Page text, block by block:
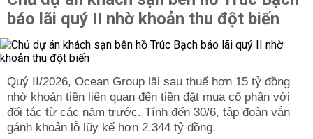
báo lãi quý II nhờ khoản thu đột biến
Quý II/2026, Ocean Group lãi sau thuế hơn 15 tỷ đồng
nhờ khoản tiền liên quan đến tiền đặt mua cổ phần với
đối tác từ các năm trước. Tính đến 30/6, tập đoàn vẫn
gánh khoản lỗ lũy kế hơn 2.344 tỷ đồng.